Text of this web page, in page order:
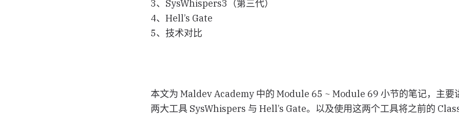
3、SysWhispers3（第三代）
4、Hell’s Gate
5、技术对比
本文为 Maldev Academy 中的 Module 65 ~ Module 69 小节的笔记，主要
两大工具 SysWhispers 与 Hell’s Gate。以及使用这两个工具将之前的